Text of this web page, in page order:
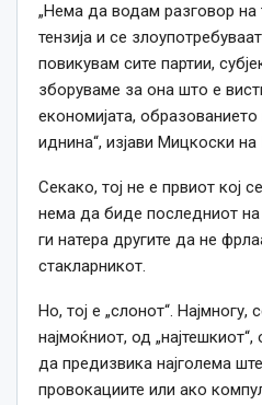
„Нема да водам разговор на
тензија и се
повикувам сите партии,
зборуваме за она што е
економијата,
иднина“, изјави Мицкоски
Секако, тој не е првиот кој
нема да биде последниот
ги натера другите да не
стакларникот.
Но, тој е „слонот“. Најмногу,
најмоќниот, од
да предизвика најголема
провокациите или ако